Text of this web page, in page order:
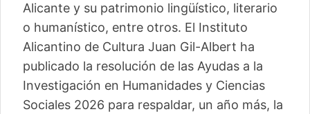
Alicante y su patrimonio lingüístico, literario
o humanístico, entre otros. El Instituto
Alicantino de Cultura Juan Gil-Albert ha
publicado la resolución de las Ayudas a la
Investigación en Humanidades y Ciencias
Sociales 2026 para respaldar, un año más, la